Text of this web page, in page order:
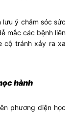
lưu ý chăm sóc sức
mắc các bệnh liên
cộ tránh xảy ra xa
hành
phương diện học